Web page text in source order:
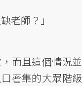
老師？」
而且這個情況並
密集的大眾階級